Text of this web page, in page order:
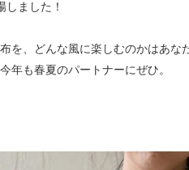
ました！
を、どんな風に楽しむのかはあな
年も春夏のパートナーにぜひ。